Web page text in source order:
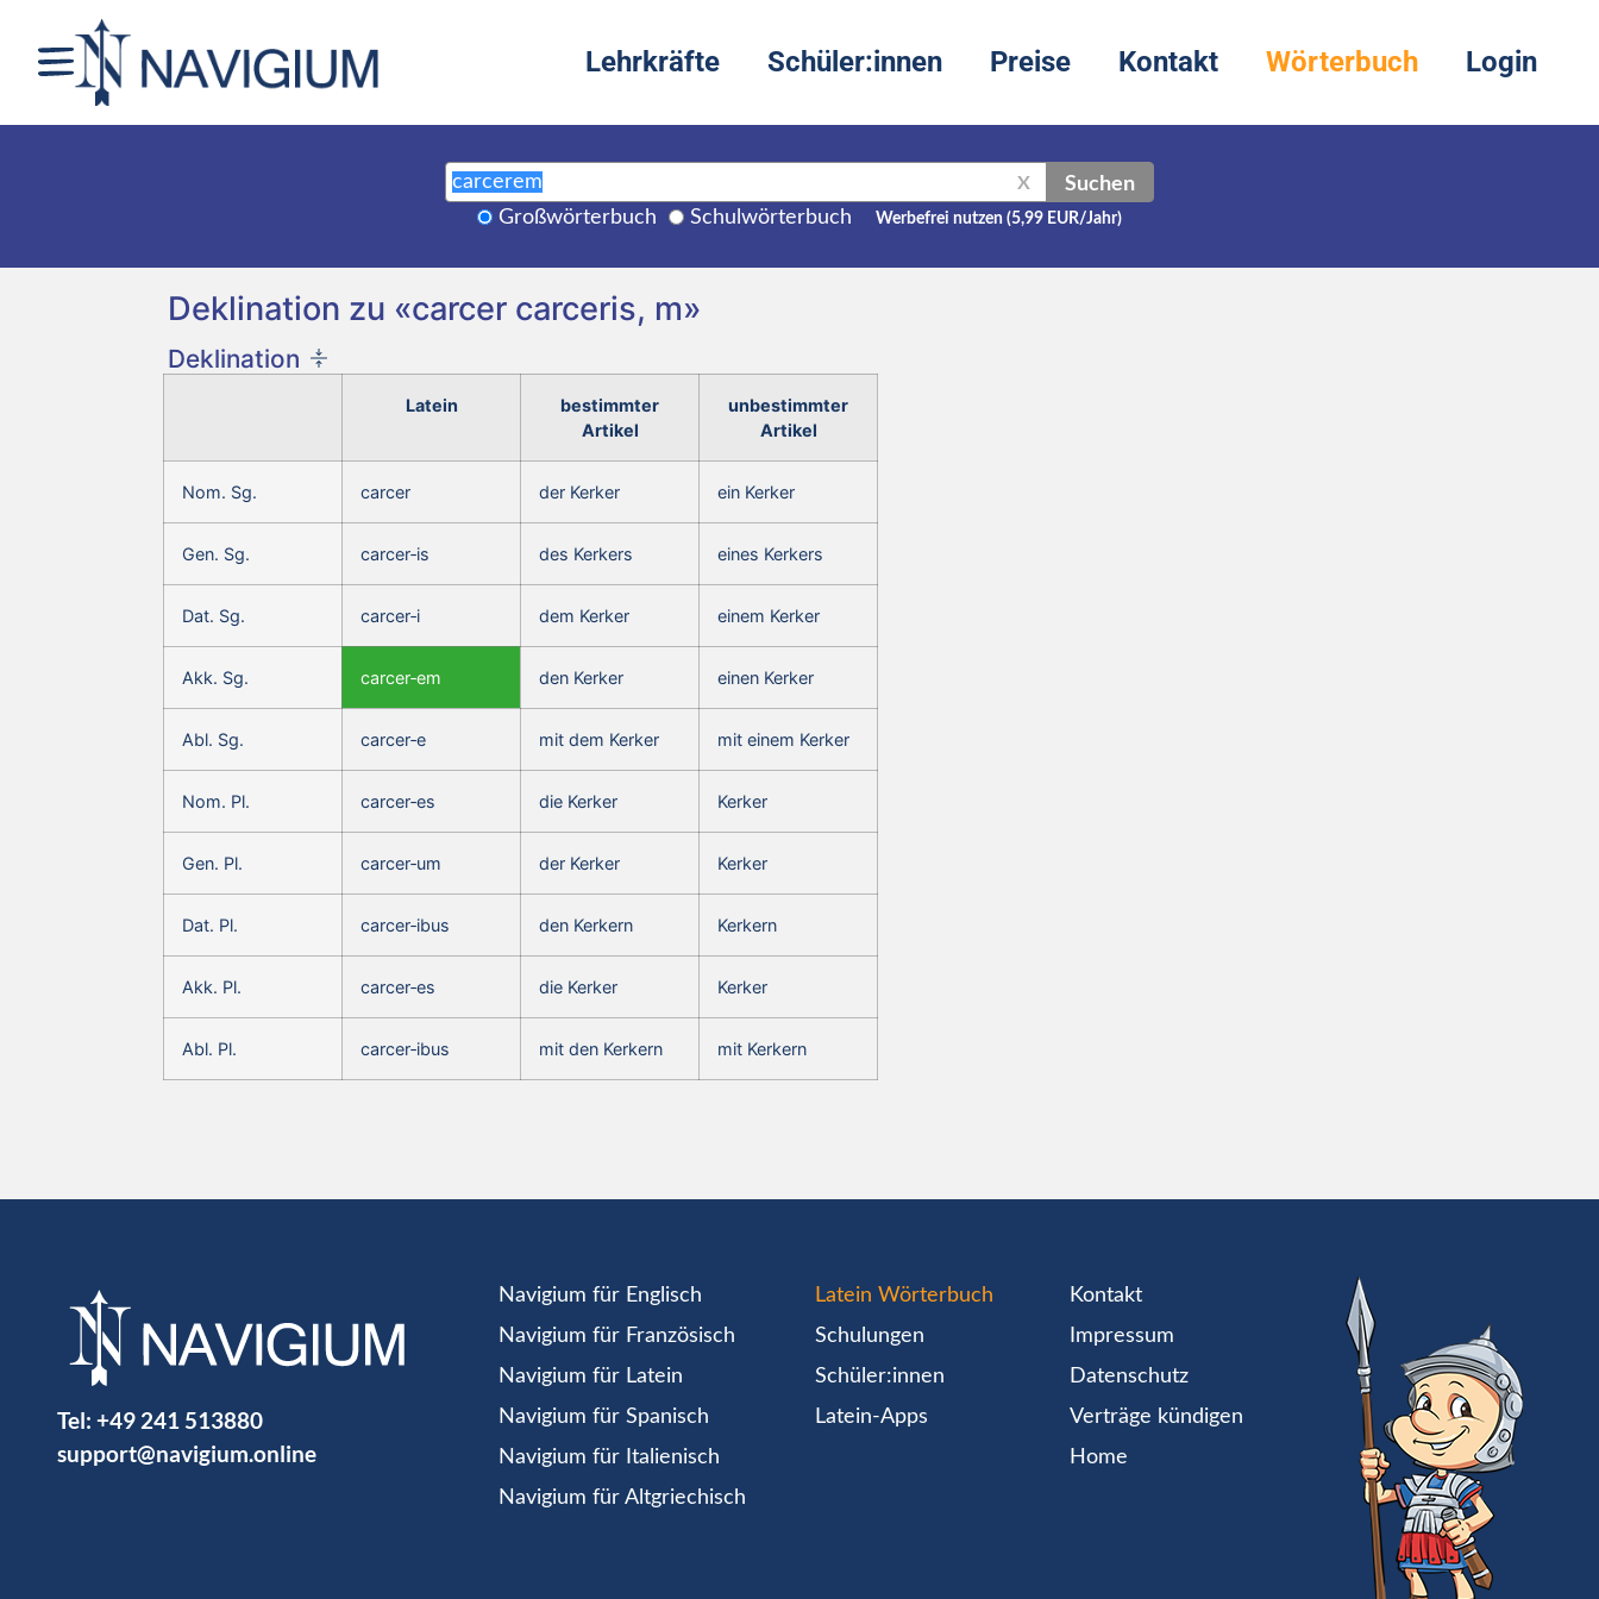
Lehrkräfte Schüler:innen Preise Kontakt Wörterbuch Login
X Suchen
Großwörterbuch Schulwörterbuch Werbefrei nutzen (5,99 EUR/Jahr)
Deklination zu «carcer carceris, m»
Deklination
Latein
bestimmter
Artikel
unbestimmter
Artikel
Nom. Sg. carcer der Kerker ein Kerker
Gen. Sg. carcer‑is des Kerkers eines Kerkers
Dat. Sg. carcer‑i dem Kerker einem Kerker
Akk. Sg. carcer‑em den Kerker einen Kerker
Abl. Sg. carcer‑e mit dem Kerker mit einem Kerker
Nom. Pl. carcer‑es die Kerker Kerker
Gen. Pl. carcer‑um der Kerker Kerker
Dat. Pl. carcer‑ibus den Kerkern Kerkern
Akk. Pl. carcer‑es die Kerker Kerker
Abl. Pl. carcer‑ibus mit den Kerkern mit Kerkern
Tel: +49 241 513880
support@navigium.online
Navigium für Englisch
Navigium für Französisch
Navigium für Latein
Navigium für Spanisch
Navigium für Italienisch
Navigium für Altgriechisch
Latein Wörterbuch
Schulungen
Schüler:innen
Latein-Apps
Kontakt
Impressum
Datenschutz
Verträge kündigen
Home